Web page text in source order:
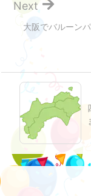
大阪でバルーン
Next